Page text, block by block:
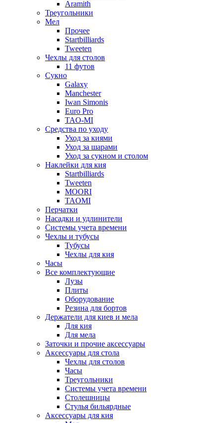
Aramith
Треугольники
Мел
Прочее
Startbilliards
Tweeten
Чехлы для столов
11 футов
Сукно
Galaxy
Manchester
Iwan Simonis
Euro Pro
TAO-MI
Средства по уходу
Уход за киями
Уход за шарами
Уход за сукном и столом
Наклейки для кия
Startbilliards
Tweeten
MOORI
TAOMI
Перчатки
Насадки и удлинители
Системы учета времени
Чехлы и тубусы
Тубусы
Чехлы для кия
Часы
Все комплектующие
Лузы
Плиты
Оборудование
Резина для бортов
Держатели для киев и мела
Для кия
Для мела
Заточки и прочие аксессуары
Аксессуары для стола
Чехлы для столов
Часы
Треугольники
Системы учета времени
Столешницы
Стулья бильярдные
Аксессуары для кия